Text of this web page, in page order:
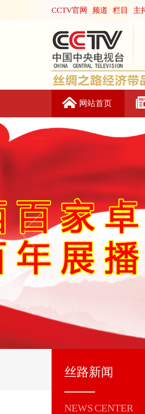
CCTV官网 频道 栏目 主
网站首页
丝路新闻
NEWS CENTER